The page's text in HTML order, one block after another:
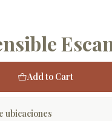
Add to Cart
ubicaciones